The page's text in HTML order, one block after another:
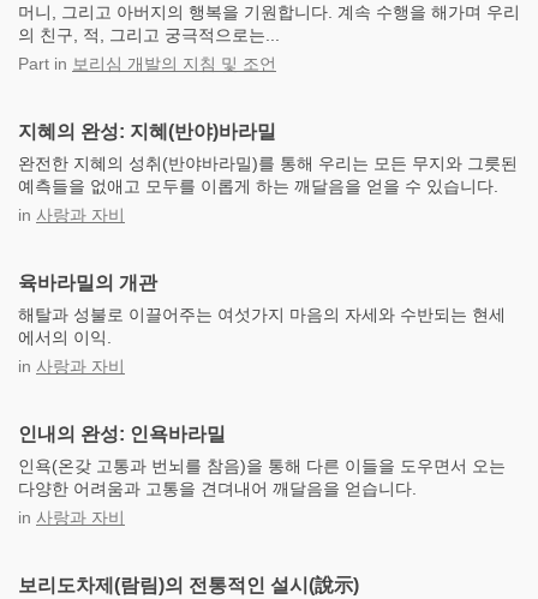
머니, 그리고 아버지의 행복을 기원합니다. 계속 수행을 해가며 우리
의 친구, 적, 그리고 궁극적으로는...
Part in 보리심 개발의 지침 및 조언
지혜의 완성: 지혜(반야)바라밀
완전한 지혜의 성취(반야바라밀)를 통해 우리는 모든 무지와 그릇된
예측들을 없애고 모두를 이롭게 하는 깨달음을 얻을 수 있습니다.
in 사랑과 자비
육바라밀의 개관
해탈과 성불로 이끌어주는 여섯가지 마음의 자세와 수반되는 현세
에서의 이익.
in 사랑과 자비
인내의 완성: 인욕바라밀
인욕(온갖 고통과 번뇌를 참음)을 통해 다른 이들을 도우면서 오는
다양한 어려움과 고통을 견뎌내어 깨달음을 얻습니다.
in 사랑과 자비
보리도차제(람림)의 전통적인 설시(說示)